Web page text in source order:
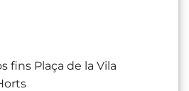
fins Plaça de la Vila